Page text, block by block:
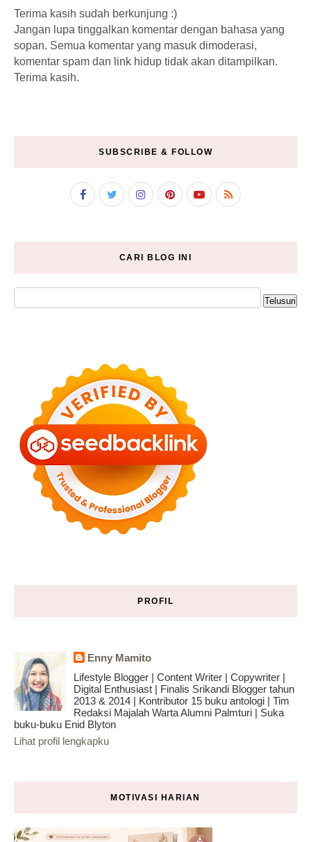
Terima kasih sudah berkunjung :)
Jangan lupa tinggalkan komentar dengan bahasa yang
sopan. Semua komentar yang masuk dimoderasi,
komentar spam dan link hidup tidak akan ditampilkan.
Terima kasih.
SUBSCRIBE & FOLLOW
CARI BLOG INI
PROFIL
Enny Mamito
Lifestyle Blogger | Content Writer | Copywriter |
Digital Enthusiast | Finalis Srikandi Blogger tahun
2013 & 2014 | Kontributor 15 buku antologi | Tim
Redaksi Majalah Warta Alumni Palmturi | Suka
buku-buku Enid Blyton
Lihat profil lengkapku
MOTIVASI HARIAN